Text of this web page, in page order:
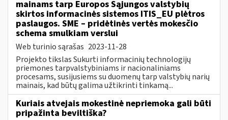
mainams tarp Europos Sąjungos valstybių
skirtos informacinės sistemos ITIS_EU plėtros
paslaugos. SME – pridėtinės vertės mokesčio
schema smulkiam verslui
Web turinio sąrašas 2023-11-28
Projekto tikslas Sukurti informacinių technologijų
priemones tarpvalstybiniams ir nacionaliniams
procesams, susijusiems su duomenų tarp valstybių narių
mainais, kad būtų galima užtikrinti tinkamą...
Kuriais atvejais mokestinė nepriemoka gali būti
pripažinta beviltiška?